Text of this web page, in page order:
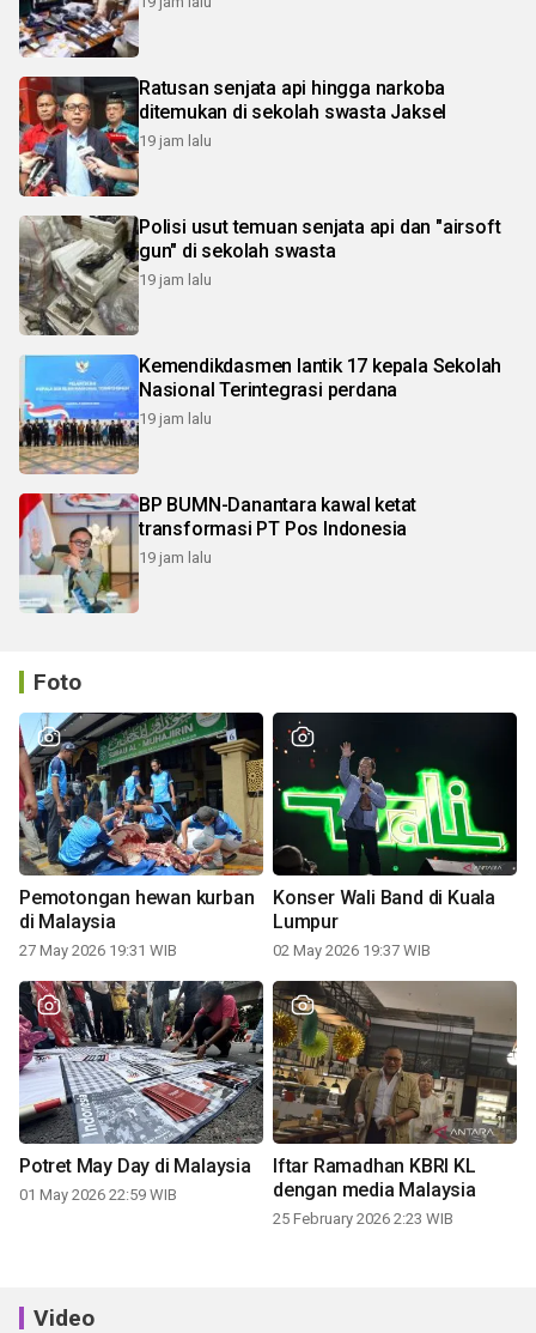
Ratusan senjata api hingga narkoba
ditemukan di sekolah swasta Jaksel
19 jam lalu
Polisi usut temuan senjata api dan "airsoft
gun" di sekolah swasta
19 jam lalu
Kemendikdasmen lantik 17 kepala Sekolah
Nasional Terintegrasi perdana
19 jam lalu
BP BUMN-Danantara kawal ketat
transformasi PT Pos Indonesia
19 jam lalu
Foto
Pemotongan hewan kurban
di Malaysia
27 May 2026 19:31 WIB
Konser Wali Band di Kuala
Lumpur
02 May 2026 19:37 WIB
Potret May Day di Malaysia
01 May 2026 22:59 WIB
Iftar Ramadhan KBRI KL
dengan media Malaysia
25 February 2026 2:23 WIB
Video